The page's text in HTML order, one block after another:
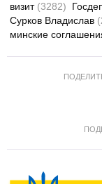
визит (3282)
Сурков Владислав
минские